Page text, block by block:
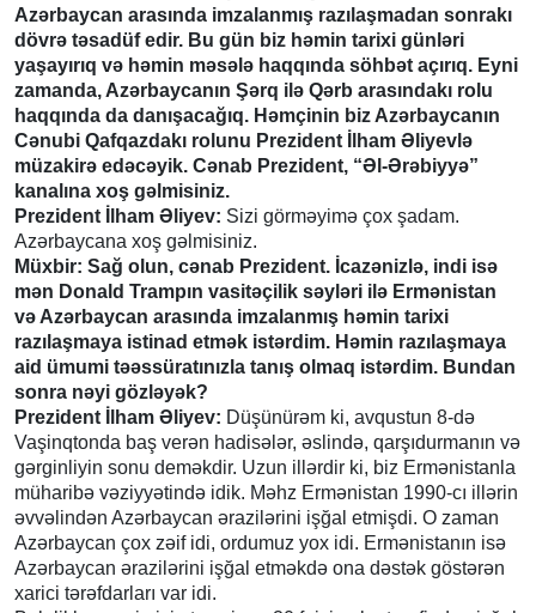
Azərbaycan arasında imzalanmış razılaşmadan sonrakı
dövrə təsadüf edir. Bu gün biz həmin tarixi günləri
yaşayırıq və həmin məsələ haqqında söhbət açırıq. Eyni
zamanda, Azərbaycanın Şərq ilə Qərb arasındakı rolu
haqqında da danışacağıq. Həmçinin biz Azərbaycanın
Cənubi Qafqazdakı rolunu Prezident İlham Əliyevlə
müzakirə edəcəyik. Cənab Prezident, “Əl-Ərəbiyyə”
kanalına xoş gəlmisiniz.
Prezident İlham Əliyev: Sizi görməyimə çox şadam.
Azərbaycana xoş gəlmisiniz.
Müxbir: Sağ olun, cənab Prezident. İcazənizlə, indi isə
mən Donald Trampın vasitəçilik səyləri ilə Ermənistan
və Azərbaycan arasında imzalanmış həmin tarixi
razılaşmaya istinad etmək istərdim. Həmin razılaşmaya
aid ümumi təəssüratınızla tanış olmaq istərdim. Bundan
sonra nəyi gözləyək?
Prezident İlham Əliyev: Düşünürəm ki, avqustun 8-də
Vaşinqtonda baş verən hadisələr, əslində, qarşıdurmanın və
gərginliyin sonu deməkdir. Uzun illərdir ki, biz Ermənistanla
müharibə vəziyyətində idik. Məhz Ermənistan 1990-cı illərin
əvvəlindən Azərbaycan ərazilərini işğal etmişdi. O zaman
Azərbaycan çox zəif idi, ordumuz yox idi. Ermənistanın isə
Azərbaycan ərazilərini işğal etməkdə ona dəstək göstərən
xarici tərəfdarları var idi.